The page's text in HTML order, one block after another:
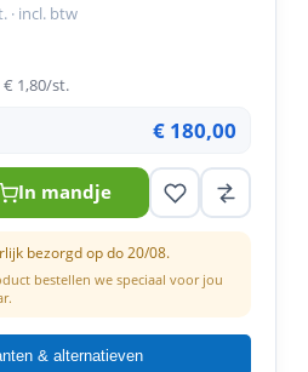
· incl. btw
€ 1,80/st.
€ 180,00
In mandje
bezorgd op do 20/08.
bestellen we speciaal voor jou
& alternatieven